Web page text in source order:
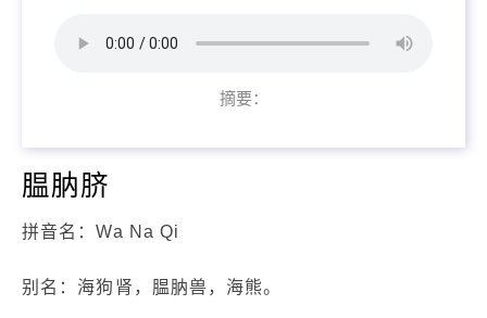
摘要：
腽肭脐
拼音名：Wa Na Qi
别名：海狗肾，腽肭兽，海熊。